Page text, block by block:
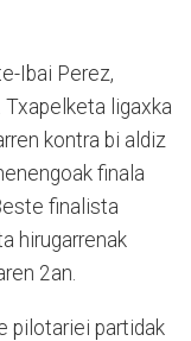
Ibai Perez,
Txapelketa ligaxka
kontra bi aldiz
finala
finalista
hirugarrenak
2an.
pilotariei partidak